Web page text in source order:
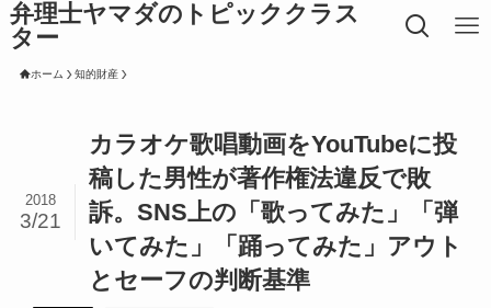
弁理士ヤマダのトピッククラス
ター
ホーム 知的財産
カラオケ歌唱動画をYouTubeに投
稿した男性が著作権法違反で敗
訴。SNS上の「歌ってみた」「弾
いてみた」「踊ってみた」アウト
とセーフの判断基準
2018
3/21